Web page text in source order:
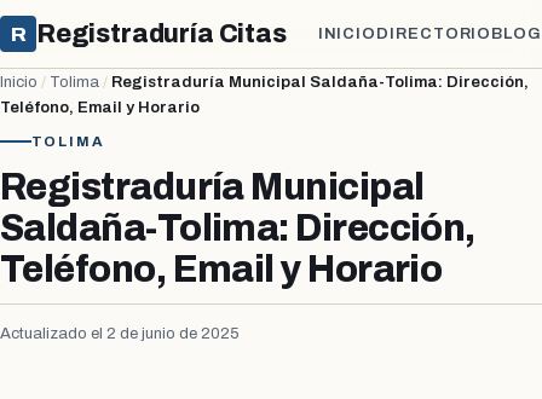
R Registraduría Citas INICIO DIRECTORIO BLOG
Inicio / Tolima / Registraduría Municipal Saldaña-Tolima: Dirección,
Teléfono, Email y Horario
TOLIMA
Registraduría Municipal
Saldaña-Tolima: Dirección,
Teléfono, Email y Horario
Actualizado el 2 de junio de 2025